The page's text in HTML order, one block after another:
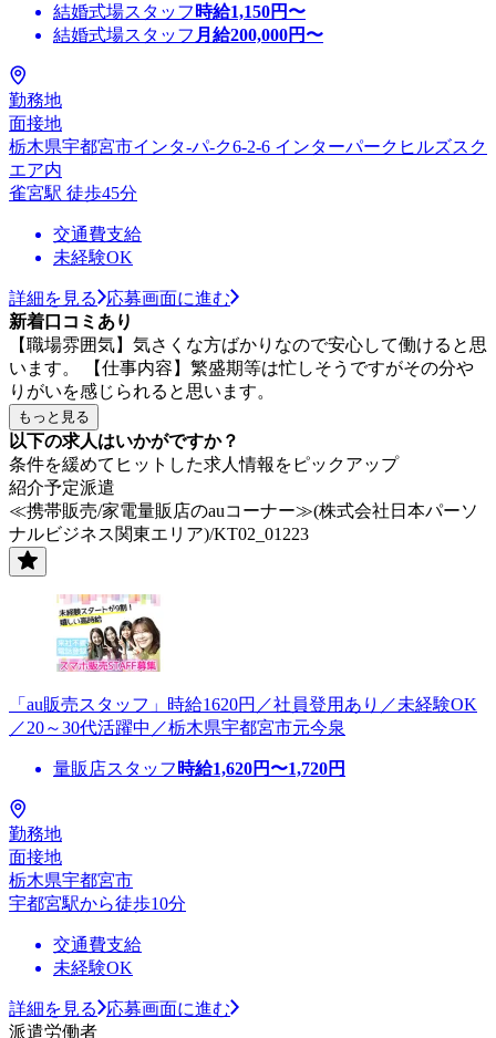
結婚式場スタッフ 時給1,150円〜
結婚式場スタッフ 月給200,000円〜
勤務地
面接地
栃木県宇都宮市インタ-パ-ク6-2-6 インターパークヒルズスク
エア内
雀宮駅 徒歩45分
交通費支給
未経験OK
詳細を見る
応募画面に進む
新着口コミあり
【職場雰囲気】気さくな方ばかりなので安心して働けると思
います。 【仕事内容】繁盛期等は忙しそうですがその分や
りがいを感じられると思います。
もっと見る
以下の求人はいかがですか？
条件を緩めてヒットした求人情報をピックアップ
紹介予定派遣
≪携帯販売/家電量販店のauコーナー≫(株式会社日本パーソ
ナルビジネス関東エリア)/KT02_01223
「au販売スタッフ」時給1620円／社員登用あり／未経験OK
／20～30代活躍中／栃木県宇都宮市元今泉
量販店スタッフ 時給1,620円〜1,720円
勤務地
面接地
栃木県宇都宮市
宇都宮駅から徒歩10分
交通費支給
未経験OK
詳細を見る
応募画面に進む
派遣労働者